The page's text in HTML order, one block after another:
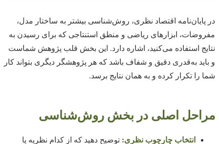
در پایان‌نامه اقتصاد نظری، روش‌شناسی بیشتر به ساختار مدل،
مفروضات، ابزارهای ریاضی و منطق استنتاجی که برای رسیدن به
نتایج استفاده می‌کنید، اشاره دارد. این بخش قلب پژوهش شماست
و باید به‌قدری دقیق و شفاف باشد که هر پژوهشگر دیگری بتواند کار
شما را تکرار کرده و به همان نتایج برسد.
مراحل اصلی در بخش روش‌شناسی
انتخاب چارچوب نظری: توضیح دهید که از کدام نظریه یا